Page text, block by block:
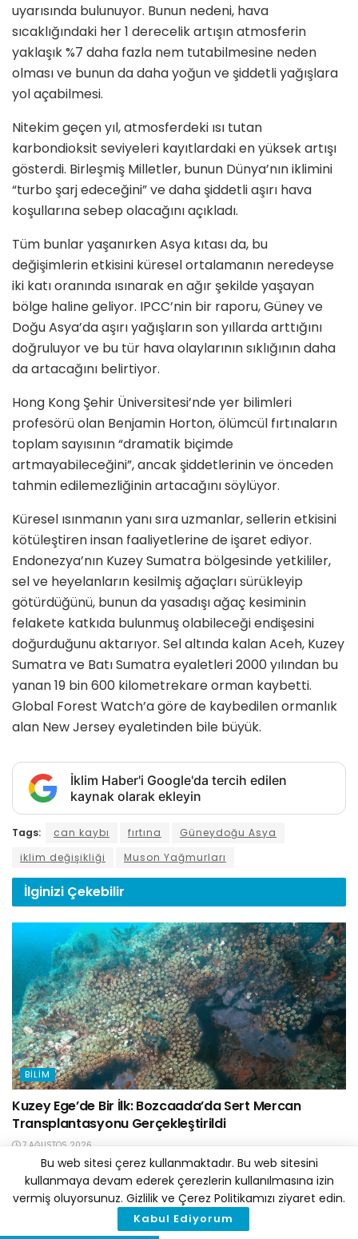
uyarısında bulunuyor. Bunun nedeni, hava
sıcaklığındaki her 1 derecelik artışın atmosferin
yaklaşık %7 daha fazla nem tutabilmesine neden
olması ve bunun da daha yoğun ve şiddetli yağışlara
yol açabilmesi.
Nitekim geçen yıl, atmosferdeki ısı tutan
karbondioksit seviyeleri kayıtlardaki en yüksek artışı
gösterdi. Birleşmiş Milletler, bunun Dünya’nın iklimini
“turbo şarj edeceğini” ve daha şiddetli aşırı hava
koşullarına sebep olacağını açıkladı.
Tüm bunlar yaşanırken Asya kıtası da, bu
değişimlerin etkisini küresel ortalamanın neredeyse
iki katı oranında ısınarak en ağır şekilde yaşayan
bölge haline geliyor. IPCC’nin bir raporu, Güney ve
Doğu Asya’da aşırı yağışların son yıllarda arttığını
doğruluyor ve bu tür hava olaylarının sıklığının daha
da artacağını belirtiyor.
Hong Kong Şehir Üniversitesi’nde yer bilimleri
profesörü olan Benjamin Horton, ölümcül fırtınaların
toplam sayısının “dramatik biçimde
artmayabileceğini”, ancak şiddetlerinin ve önceden
tahmin edilemezliğinin artacağını söylüyor.
Küresel ısınmanın yanı sıra uzmanlar, sellerin etkisini
kötüleştiren insan faaliyetlerine de işaret ediyor.
Endonezya’nın Kuzey Sumatra bölgesinde yetkililer,
sel ve heyelanların kesilmiş ağaçları sürükleyip
götürdüğünü, bunun da yasadışı ağaç kesiminin
felakete katkıda bulunmuş olabileceği endişesini
doğurduğunu aktarıyor. Sel altında kalan Aceh, Kuzey
Sumatra ve Batı Sumatra eyaletleri 2000 yılından bu
yanan 19 bin 600 kilometrekare orman kaybetti.
Global Forest Watch’a göre de kaybedilen ormanlık
alan New Jersey eyaletinden bile büyük.
İklim Haber'i Google'da tercih edilen
kaynak olarak ekleyin
Tags: can kaybı fırtına
Güneydoğu Asya
iklim değişikliği
Muson Yağmurları
İlginizi Çekebilir
BILIM
Kuzey Ege’de Bir İlk: Bozcaada’da Sert Mercan
Transplantasyonu Gerçekleştirildi
7 AĞUSTOS 2026
Bu web sitesi çerez kullanmaktadır. Bu web sitesini
kullanmaya devam ederek çerezlerin kullanılmasına izin
vermiş oluyorsunuz. Gizlilik ve Çerez Politikamızı ziyaret edin.
Kabul Ediyorum